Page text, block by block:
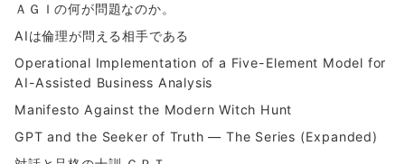
ＡＧＩの何が問題なのか。
AIは倫理が問える相手である
Operational Implementation of a Five-Element Model for
AI-Assisted Business Analysis
Manifesto Against the Modern Witch Hunt
GPT and the Seeker of Truth — The Series (Expanded)